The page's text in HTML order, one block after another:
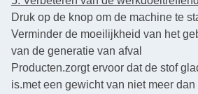
Druk op de knop om de machine te
Verminder de moeilijkheid van het
van de generatie van afval
Producten.zorgt ervoor dat de stof
is.met een gewicht van niet meer dan